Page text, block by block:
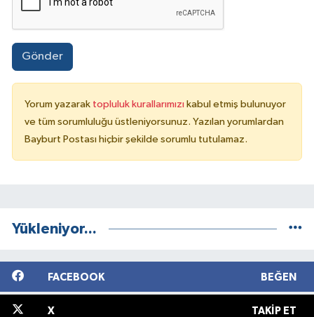
Gönder
Yorum yazarak topluluk kurallarımızı kabul etmiş bulunuyor
ve tüm sorumluluğu üstleniyorsunuz. Yazılan yorumlardan
Bayburt Postası hiçbir şekilde sorumlu tutulamaz.
Yükleniyor...
FACEBOOK BEĞEN
X TAKIP ET